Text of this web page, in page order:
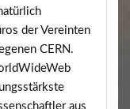
der Vereinten
CERN.
aus